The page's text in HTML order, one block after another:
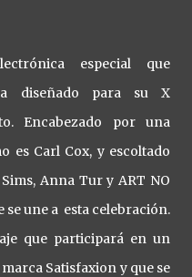
especial que
diseñado para su X
Encabezado por una
es Carl Cox, y escoltado
Anna Tur y ART NO
une a esta celebración.
que participará en un
Satisfaxion y que se